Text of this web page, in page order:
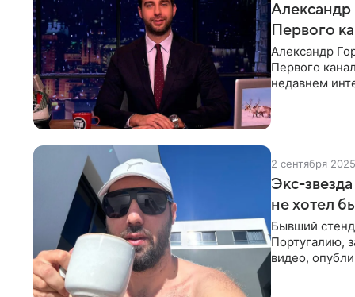
Александр
Первого
Александр
Первого
недавнем
2 сентября 2025
Экс-
не хотел
Бывший
Португалию,
видео,